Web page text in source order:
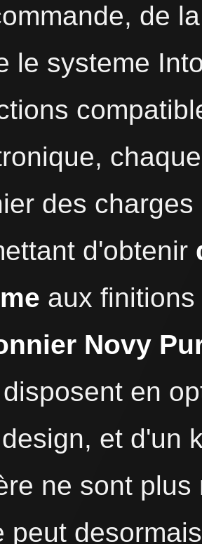
de
le systeme
des
d'obtenir
aux
Novy
en
et d'un
ne sont
peut